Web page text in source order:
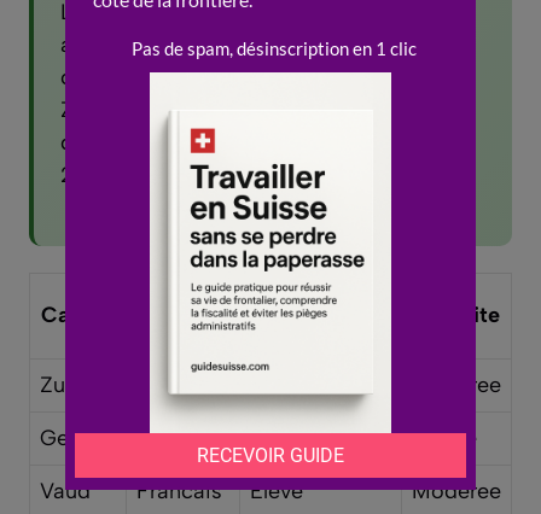
La Suisse compte 26 cantons, chacun
avec ses propres lois et reglements. Le
cout de la vie varie de 20 a 30% entre
Zurich et le Valais. Plus de 2 millions
d’etrangers vivent en Suisse, soit pres de
25% de la population.
Canton Langue
Cout de la
Fiscalite
Zurich
Moderee
Geneve
Francais Eleve
Elevee
Vaud
Francais Eleve
Moderee